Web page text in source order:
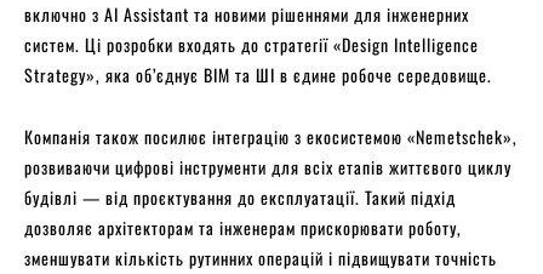
включно з AI Assistant та новими рішеннями для інженерних
систем. Ці розробки входять до стратегії «Design Intelligence
Strategy», яка об’єднує BIM та ШІ в єдине робоче середовище.
Компанія також посилює інтеграцію з екосистемою «Nemetschek»,
розвиваючи цифрові інструменти для всіх етапів життєвого циклу
будівлі — від проєктування до експлуатації. Такий підхід
дозволяє архітекторам та інженерам прискорювати роботу,
зменшувати кількість рутинних операцій і підвищувати точність